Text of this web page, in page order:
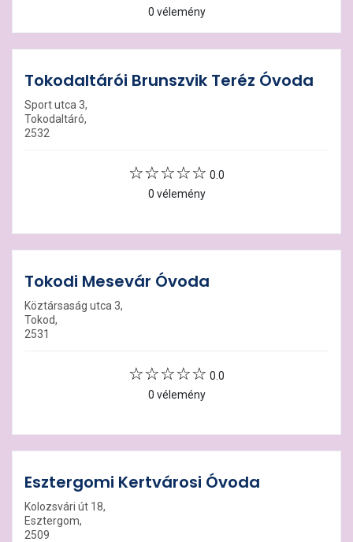
0 vélemény
Tokodaltárói Brunszvik Teréz Óvoda
Sport utca 3,
Tokodaltáró,
2532
0.0
0 vélemény
Tokodi Mesevár Óvoda
Köztársaság utca 3,
Tokod,
2531
0.0
0 vélemény
Esztergomi Kertvárosi Óvoda
Kolozsvári út 18,
Esztergom,
2509